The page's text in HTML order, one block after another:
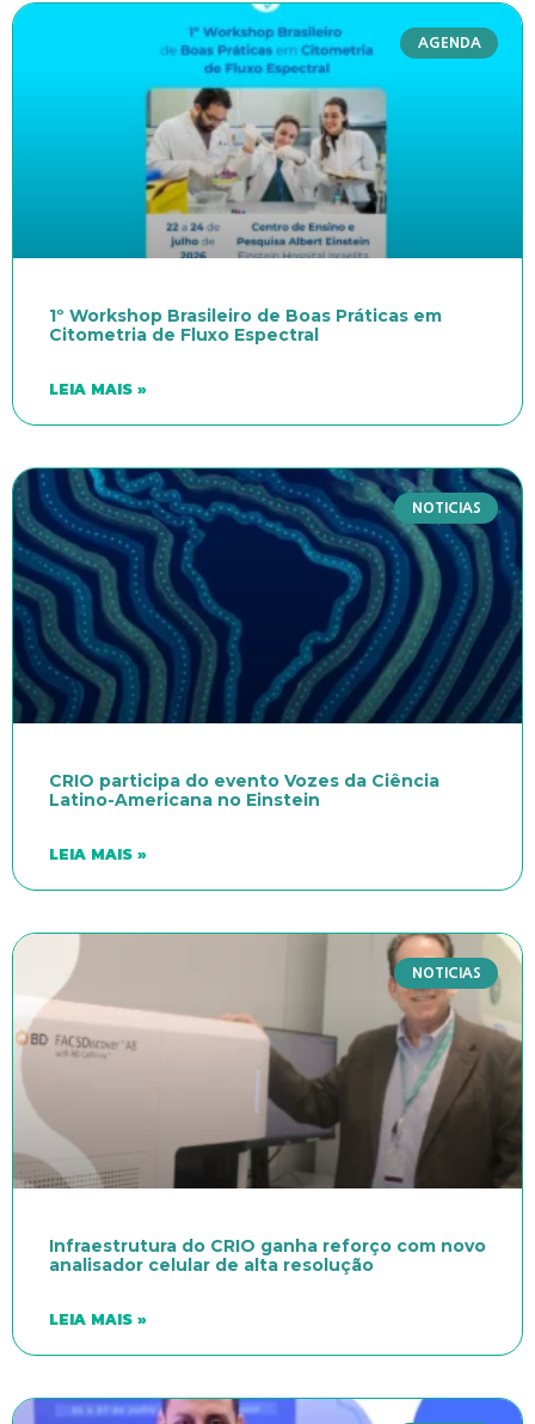
AGENDA
1º Workshop Brasileiro de Boas Práticas em
Citometria de Fluxo Espectral
LEIA MAIS »
NOTICIAS
CRIO participa do evento Vozes da Ciência
Latino-Americana no Einstein
LEIA MAIS »
NOTICIAS
Infraestrutura do CRIO ganha reforço com novo
analisador celular de alta resolução
LEIA MAIS »